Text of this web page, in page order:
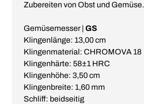
Zubereiten von Obst und Gemüse.
Gemüsemesser | GS
Klingenlänge: 13,00 cm
Klingenmaterial: CHROMOVA 18
Klingenhärte: 58±1 HRC
Klingenhöhe: 3,50 cm
Klingenbreite: 1,60 mm
Schliff: beidseitig